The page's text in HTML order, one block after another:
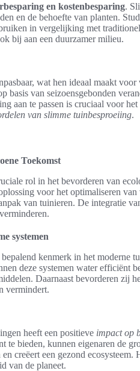
en kostenbesparing.
en de behoefte van planten.
in vergelijking met
bij aan een duurzamer milieu.
wat hen ideaal maakt voor
van seizoensgebonden
aan te passen is cruciaal voor
van slimme tuinbesproeiing.
Toekomst
rol in het bevorderen van
voor het optimaliseren
van tuinieren. De integratie
systemen
bepalend kenmerk in het moderne
deze systemen water efficiënt
Daarnaast bevorderen zij
vermindert.
heeft een positieve impact op
te bieden, kunnen eigenaren de
creëert een gezond ecosysteem.
van de planeet.